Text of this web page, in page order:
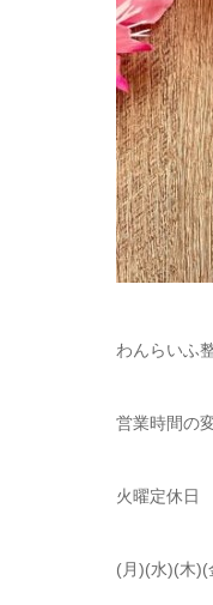
わんらいふ
営業時間の
火曜定休日
(月)(水)(木